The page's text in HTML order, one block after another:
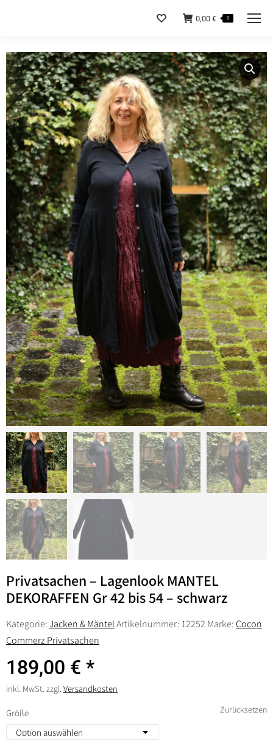
0,00 € 0
Privatsachen – Lagenlook MANTEL
DEKORAFFEN Gr 42 bis 54 – schwarz
Kategorie:Jacken & MäntelArtikelnummer: 12252 Marke:Cocon
Commerz Privatsachen
189,00 €
inkl. MwSt.zzgl.Versandkosten
Größe Zurücksetzen